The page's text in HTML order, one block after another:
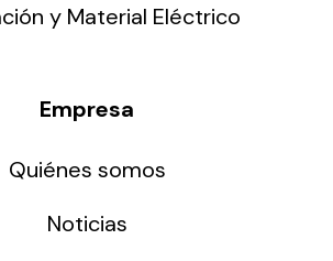
y Material Eléctrico
Empresa
Quiénes somos
Noticias